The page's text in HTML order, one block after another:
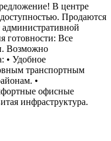
В центре
Продаются
готовности: Все
Возможно
• Удобное
транспортным
•
офисные
инфраструктура.